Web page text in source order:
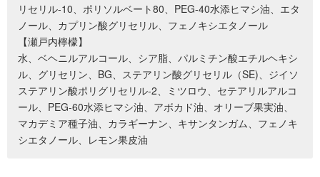
リセリル-10、ポリソルベート80、PEG-40水添ヒマシ油、エタ
ノール、カプリン酸グリセリル、フェノキシエタノール
【瀬戸内檸檬】
水、ベヘニルアルコール、シア脂、パルミチン酸エチルヘキシ
ル、グリセリン、BG、ステアリン酸グリセリル（SE)、ジイソ
ステアリン酸ポリグリセリル-2、ミツロウ、セテアリルアルコ
ール、PEG-60水添ヒマシ油、アボカド油、オリーブ果実油、
マカデミア種子油、カラギーナン、キサンタンガム、フェノキ
シエタノール、レモン果皮油